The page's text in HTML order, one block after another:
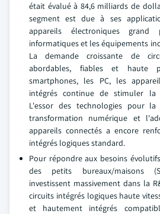
était évalué à 84,6 milliards de
segment est due à ses
appareils électroniques grand
informatiques et les équipements
La demande croissante de
abordables, fiables et haute
smartphones, les PC, les
intégrés continue de stimuler la
L'essor des technologies pour
transformation numérique et
appareils connectés a encore
intégrés logiques standard.
Pour répondre aux besoins
des petits bureaux/maisons
investissent massivement dans la
circuits intégrés logiques haute
et hautement intégrés